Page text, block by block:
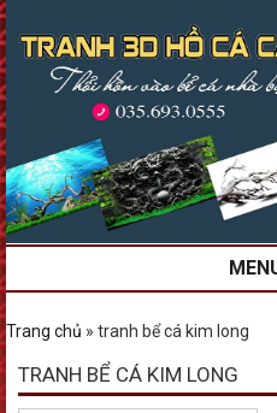
Trang chủ » tranh bể cá kim long
TRANH BỂ CÁ KIM LONG